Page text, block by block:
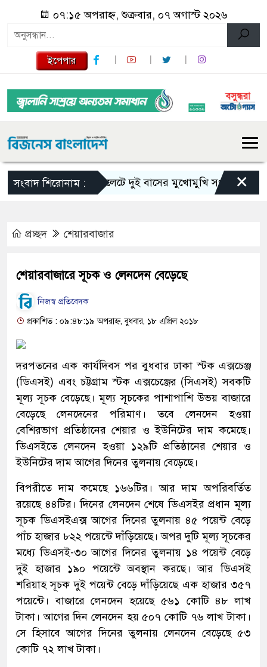
০৭:১৫ অপরাহ্ন, শুক্রবার, ০৭ অগাস্ট ২০২৬
ইপেপার
সংবাদ শিরোনাম :সিলেটে দুই বাসের মুখোমুখি সংঘর্ষে নিহত×
প্রচ্ছদ শেয়ারবাজার
শেয়ারবাজারে সূচক ও লেনদেন বেড়েছে
নিজস্ব প্রতিবেদক
প্রকাশিত : ০৯:৪৮:১৯ অপরাহ্ন, বুধবার, ১৮ এপ্রিল ২০১৮
দরপতনের এক কার্যদিবস পর বুধবার ঢাকা স্টক এক্সচেঞ্জ
(ডিএসই) এবং চট্টগ্রাম স্টক এক্সচেঞ্জের (সিএসই) সবকটি
মূল্য সূচক বেড়েছে। মূল্য সূচকের পাশাপাশি উভয় বাজারে
বেড়েছে লেনদেনের পরিমাণ। তবে লেনদেন হওয়া
বেশিরভাগ প্রতিষ্ঠানের শেয়ার ও ইউনিটের দাম কমেছে।
ডিএসইতে লেনদেন হওয়া ১২৯টি প্রতিষ্ঠানের শেয়ার ও
ইউনিটের দাম আগের দিনের তুলনায় বেড়েছে।
বিপরীতে দাম কমেছে ১৬৬টির। আর দাম অপরিবর্তিত
রয়েছে ৪৪টির। দিনের লেনদেন শেষে ডিএসইর প্রধান মূল্য
সূচক ডিএসইএক্স আগের দিনের তুলনায় ৪৫ পয়েন্ট বেড়ে
পাঁচ হাজার ৮২২ পয়েন্টে দাঁড়িয়েছে। অপর দুটি মূল্য সূচকের
মধ্যে ডিএসই-৩০ আগের দিনের তুলনায় ১৪ পয়েন্ট বেড়ে
দুই হাজার ১৯০ পয়েন্টে অবস্থান করছে। আর ডিএসই
শরিয়াহ সূচক দুই পয়েন্ট বেড়ে দাঁড়িয়েছে এক হাজার ৩৫৭
পয়েন্টে। বাজারে লেনদেন হয়েছে ৫৬১ কোটি ৪৮ লাখ
টাকা। আগের দিন লেনদেন হয় ৫০৭ কোটি ৭৬ লাখ টাকা।
সে হিসাবে আগের দিনের তুলনায় লেনদেন বেড়েছে ৫৩
কোটি ৭২ লাখ টাকা।